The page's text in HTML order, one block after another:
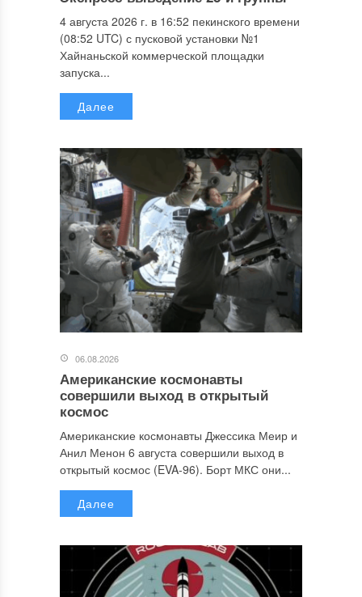
4 августа 2026 г. в 16:52 пекинского времени
(08:52 UTC) с пусковой установки №1
Хайнаньской коммерческой площадки
запуска...
Далее
06.08.2026
Американские космонавты
совершили выход в открытый
космос
Американские космонавты Джессика Меир и
Анил Менон 6 августа совершили выход в
открытый космос (EVA-96). Борт МКС они...
Далее